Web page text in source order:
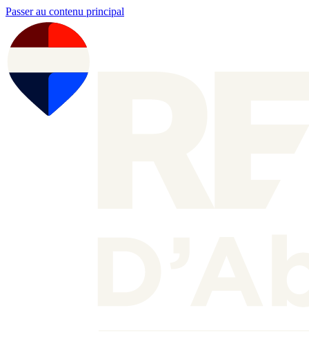
Passer au contenu principal